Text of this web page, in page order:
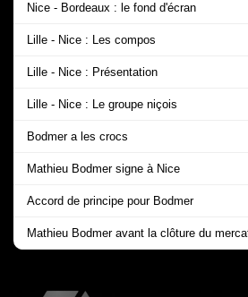
Nice - Bordeaux : le fond d'écran
Lille - Nice : Les compos
Lille - Nice : Présentation
Lille - Nice : Le groupe niçois
Bodmer a les crocs
Mathieu Bodmer signe à Nice
Accord de principe pour Bodmer
Mathieu Bodmer avant la clôture du